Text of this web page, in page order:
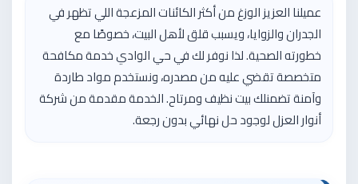
عميلنا العزيز الوزغ من أكثر الكائنات المزعجة اللي تظهر في
الجدران والزوايا، ويسبب قلق لأهل البيت، خصوصًا مع
خطورته الصحية. لذا نوفر لك في حي الوادي خدمة مكافحة
متخصصة تقضي عليه من مصدره، ونستخدم مواد طاردة
وآمنة تضمنلك بيت نظيف ومرتاح. الخدمة مقدمة من شركة
أنوار العزل لوجود حل نهائي بدون رجعة.